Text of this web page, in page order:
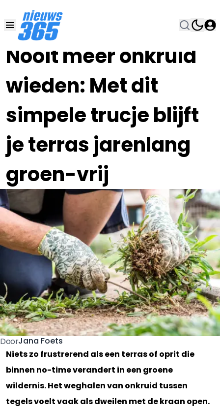
Nooit meer onkruid
wieden: Met dit
simpele trucje blijft
je terras jarenlang
groen-vrij
14 JUN , 8:00•
DoorJana Foets
Niets zo frustrerend als een terras of oprit die
binnen no-time verandert in een groene
wildernis. Het weghalen van onkruid tussen
tegels voelt vaak als dweilen met de kraan open.